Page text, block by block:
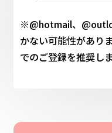
※@hotmail、
かない可能性があり
でのご登録を推奨しま